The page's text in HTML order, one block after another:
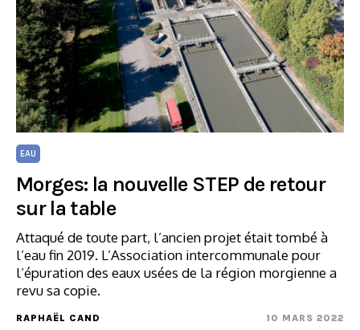
EAU
Morges: la nouvelle STEP de retour
sur la table
Attaqué de toute part, l’ancien projet était tombé à
l’eau fin 2019. L’Association intercommunale pour
l’épuration des eaux usées de la région morgienne a
revu sa copie.
RAPHAËL CAND 10 MARS 2022